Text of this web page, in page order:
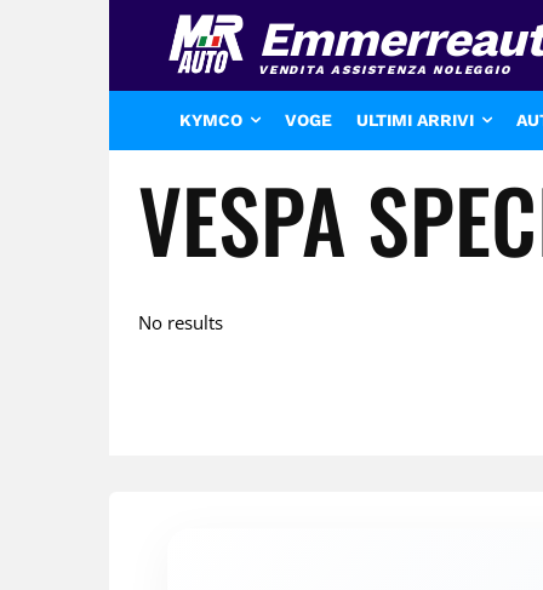
VENDITA ASSISTENZA NOLEGGIO
KYMCO VOGE ULTIMI ARRIVI
VESPA